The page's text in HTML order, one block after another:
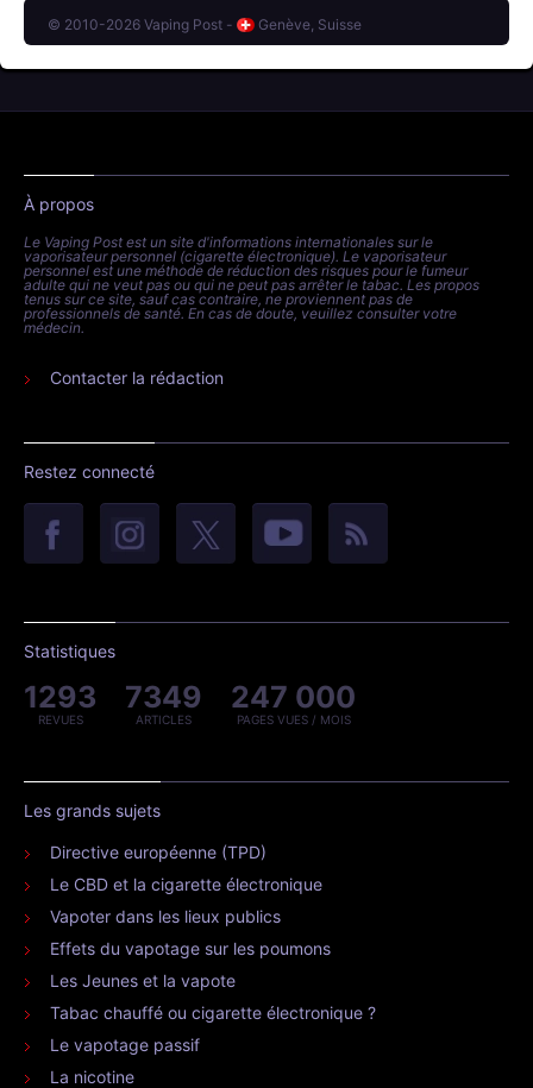
© 2010-2026 Vaping Post - Genève, Suisse
À propos
Le Vaping Post est un site d'informations internationales sur le
vaporisateur personnel (cigarette électronique). Le vaporisateur
personnel est une méthode de réduction des risques pour le fumeur
adulte qui ne veut pas ou qui ne peut pas arrêter le tabac. Les propos
tenus sur ce site, sauf cas contraire, ne proviennent pas de
professionnels de santé. En cas de doute, veuillez consulter votre
médecin.
Contacter la rédaction
Restez connecté
Statistiques
1293
REVUES
7349
ARTICLES
247 000
PAGES VUES / MOIS
Les grands sujets
Directive européenne (TPD)
Le CBD et la cigarette électronique
Vapoter dans les lieux publics
Effets du vapotage sur les poumons
Les Jeunes et la vapote
Tabac chauffé ou cigarette électronique ?
Le vapotage passif
La nicotine